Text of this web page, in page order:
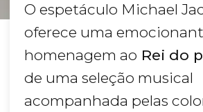
O espetáculo Michael
oferece uma
homenagem ao Rei do
de uma seleção musical
acompanhada pelas